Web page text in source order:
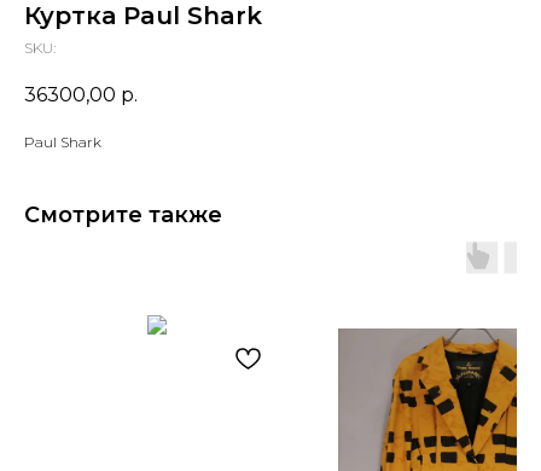
Куртка Paul Shark
SKU:
36300,00 р.
Paul Shark
Смотрите также